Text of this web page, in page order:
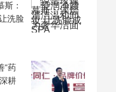
斯：
洗脸
“药
耕